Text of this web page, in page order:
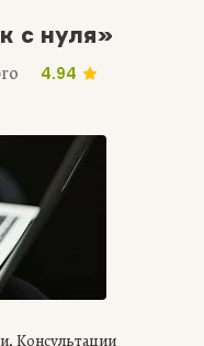
с нуля»
4.94
Консультации